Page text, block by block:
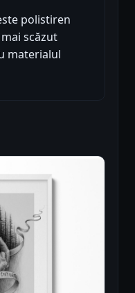
polistiren
scăzut
materialul